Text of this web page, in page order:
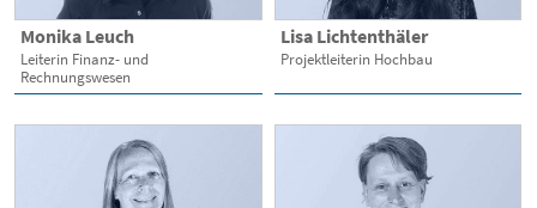
Monika Leuch
Leiterin Finanz- und
Rechnungswesen
Lisa Lichtenthäler
Projektleiterin Hochbau